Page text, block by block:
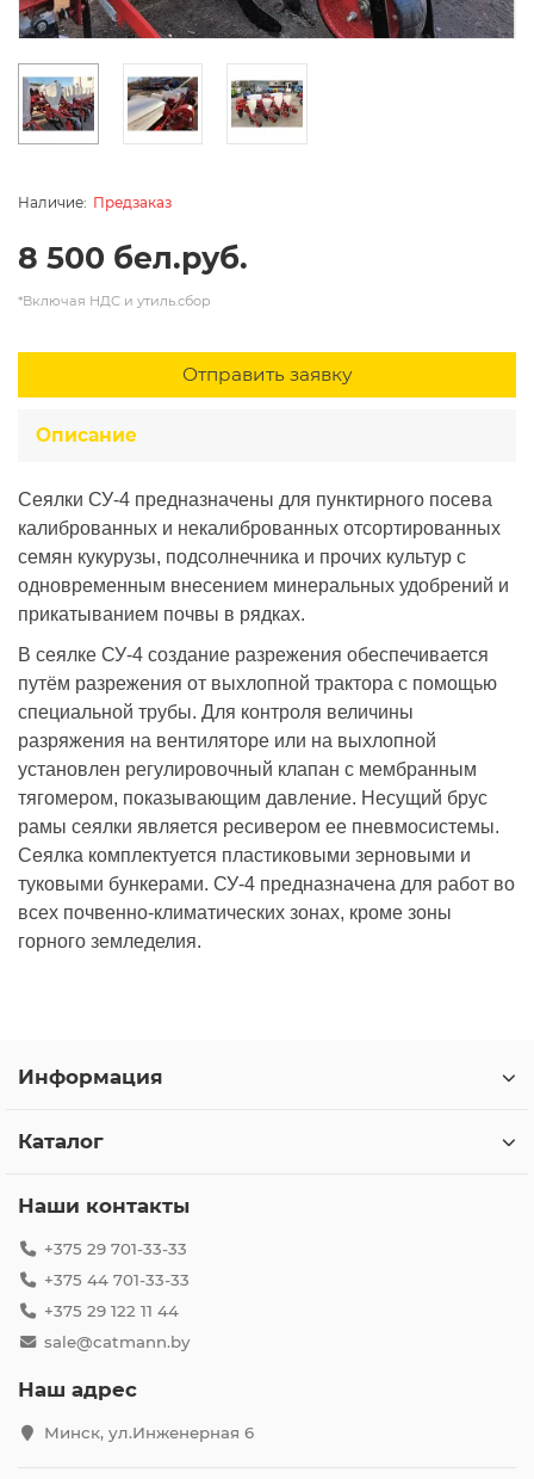
Предзаказ
8 500 бел.руб.
*Включая НДС и утиль.сбор
Отправить заявку
Описание
Сеялки СУ-4 предназначены для пунктирного посева
калиброванных и некалиброванных отсортированных
семян кукурузы, подсолнечника и прочих культур с
одновременным внесением минеральных удобрений и
прикатыванием почвы в рядках.
В сеялке СУ-4 создание разрежения обеспечивается
путём разрежения от выхлопной трактора с помощью
специальной трубы. Для контроля величины
разряжения на вентиляторе или на выхлопной
установлен регулировочный клапан с мембранным
тягомером, показывающим давление. Несущий брус
рамы сеялки является ресивером ее пневмосистемы.
Сеялка комплектуется пластиковыми зерновыми и
туковыми бункерами. СУ-4 предназначена для работ во
всех почвенно-климатических зонах, кроме зоны
горного земледелия.
Информация
Каталог
Наши контакты
+375 29 701-33-33
+375 44 701-33-33
+375 29 122 11 44
sale@catmann.by
Наш адрес
Минск, ул.Инженерная 6